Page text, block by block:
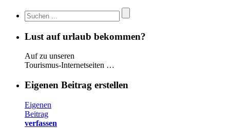
Lust auf urlaub bekommen?
Auf zu unseren
Tourismus-Internetseiten …
Eigenen Beitrag erstellen
Eigenen
Beitrag
verfassen